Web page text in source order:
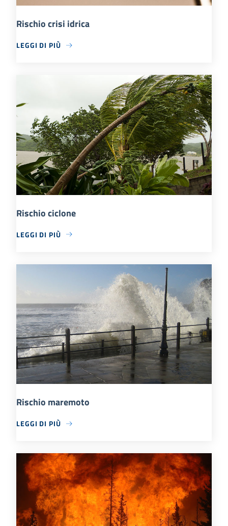
Rischio crisi idrica
LEGGI DI PIÙ
Rischio ciclone
LEGGI DI PIÙ
Rischio maremoto
LEGGI DI PIÙ